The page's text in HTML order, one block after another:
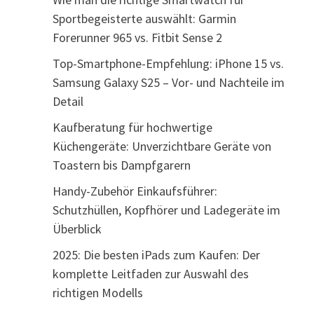
Sportbegeisterte auswählt: Garmin
Forerunner 965 vs. Fitbit Sense 2
Top-Smartphone-Empfehlung: iPhone 15 vs.
Samsung Galaxy S25 – Vor- und Nachteile im
Detail
Kaufberatung für hochwertige
Küchengeräte: Unverzichtbare Geräte von
Toastern bis Dampfgarern
Handy-Zubehör Einkaufsführer:
Schutzhüllen, Kopfhörer und Ladegeräte im
Überblick
2025: Die besten iPads zum Kaufen: Der
komplette Leitfaden zur Auswahl des
richtigen Modells